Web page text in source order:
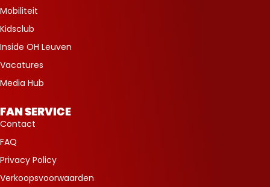
Mobiliteit
Kidsclub
Inside OH Leuven
Vacatures
Media Hub
FAN SERVICE
Contact
FAQ
Privacy Policy
Verkoopsvoorwaarden